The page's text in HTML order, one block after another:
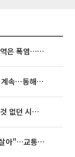
동해안은 시간당 80㎜ 폭우, 그 외 지역은 폭염…‘극과 극 날씨’
[내일 날씨] 폭염 한풀 꺾여도 무더위 계속⋯동해안 이틀 연속 비
임영웅, 어느덧 데뷔 10주년⋯"가진 것 없던 시절, 내 앞엔 20명의 팬뿐"
'굿 윌 헌팅' 배우 "기아 EV2 덕분에 살아"…교통사고 후 안전성 극찬